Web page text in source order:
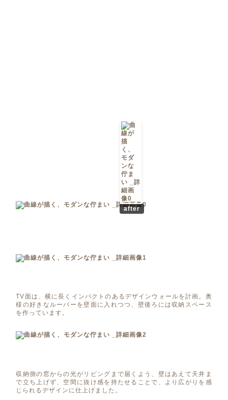
after
TV面は、横に長くインパクトのあるデザインウォールを計画。奥
様の好きなルーバーを壁面に入れつつ、壁後ろには収納スペース
を作っています。
収納側の窓からの光がリビングまで届くよう、壁はあえて天井ま
で立ち上げず、空間に抜け感を持たせることで、より広がりを感
じられるデザインに仕上げました。